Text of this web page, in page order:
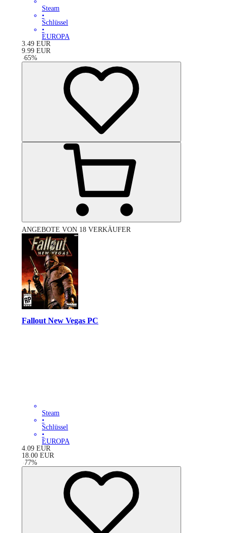
Steam
•
Schlüssel
•
EUROPA
3.49 EUR
9.99 EUR
-65%
ANGEBOTE VON 18 VERKÄUFER
Fallout New Vegas PC
Steam
•
Schlüssel
•
EUROPA
4.09 EUR
18.00 EUR
-77%